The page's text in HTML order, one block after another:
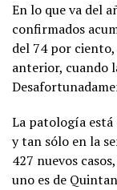
En lo que va del
confirmados
del 74 por
anterior, cuando
La patología está
y tan sólo en la
427 nuevos
uno es de